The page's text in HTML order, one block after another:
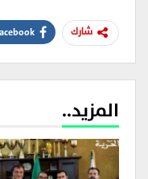
شارك Facebook
المزيد..